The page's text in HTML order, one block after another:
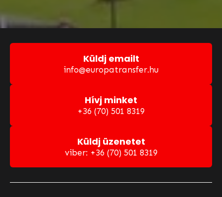
Küldj emailt
info@europatransfer.hu
Hívj minket
+36 (70) 501 8319
Küldj üzenetet
viber: +36 (70) 501 8319